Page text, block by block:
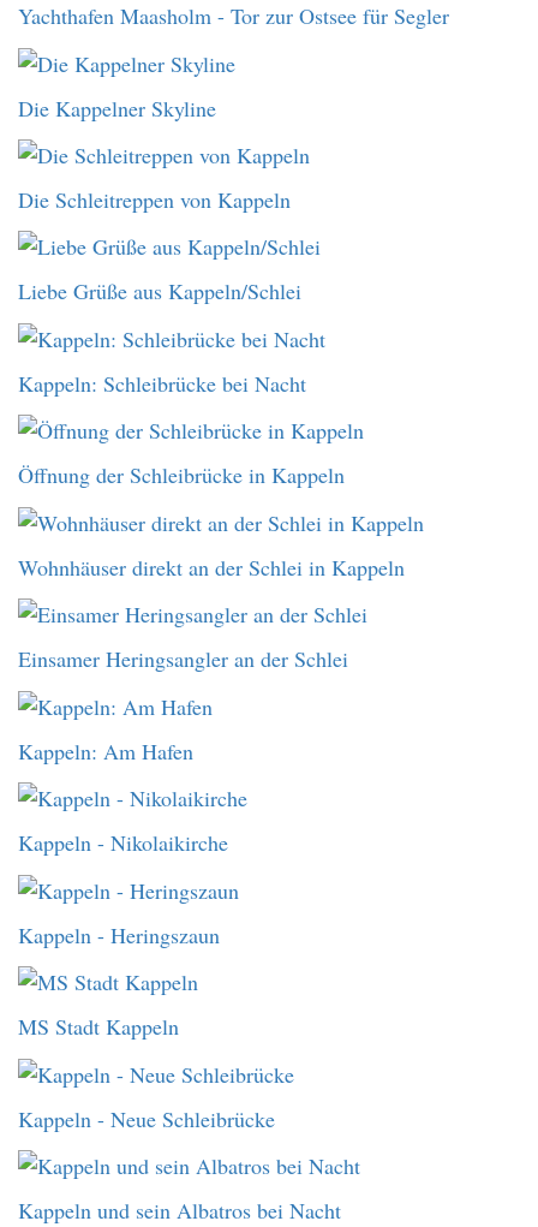
Yachthafen Maasholm - Tor zur Ostsee für Segler
Die Kappelner Skyline
Die Schleitreppen von Kappeln
Liebe Grüße aus Kappeln/Schlei
Kappeln: Schleibrücke bei Nacht
Öffnung der Schleibrücke in Kappeln
Wohnhäuser direkt an der Schlei in Kappeln
Einsamer Heringsangler an der Schlei
Kappeln: Am Hafen
Kappeln - Nikolaikirche
Kappeln - Heringszaun
MS Stadt Kappeln
Kappeln - Neue Schleibrücke
Kappeln und sein Albatros bei Nacht